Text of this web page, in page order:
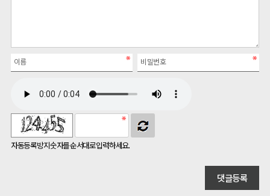
자동등록방지 숫자를 순서대로 입력하세요.